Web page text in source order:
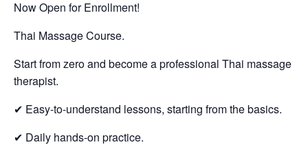
Now Open for Enrollment!
Thai Massage Course.
Start from zero and become a professional Thai massage
therapist.
✔ Easy-to-understand lessons, starting from the basics.
✔ Daily hands-on practice.